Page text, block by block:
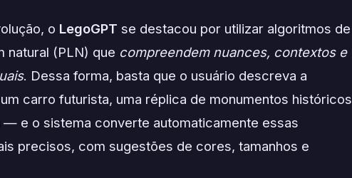
o LegoGPT se destacou por utilizar algoritmos de
natural (PLN) que compreendem nuances, contextos e
. Dessa forma, basta que o usuário descreva a
carro futurista, uma réplica de monumentos históricos
e o sistema converte automaticamente essas
precisos, com sugestões de cores, tamanhos e